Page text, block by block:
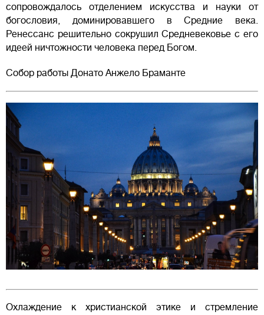
сопровождалось отделением искусства и науки от
богословия, доминировавшего в Средние века.
Ренессанс решительно сокрушил Средневековье с его
идеей ничтожности человека перед Богом.
Собор работы Донато Анжело Браманте
Охлаждение к христианской этике и стремление